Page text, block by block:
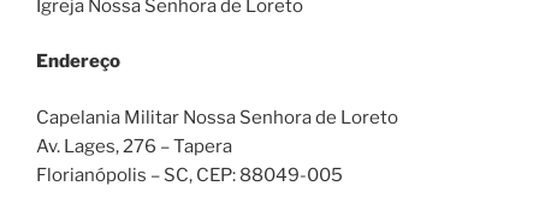
Igreja Nossa Senhora de Loreto
Endereço
Capelania Militar Nossa Senhora de Loreto
Av. Lages, 276 – Tapera
Florianópolis – SC, CEP: 88049-005